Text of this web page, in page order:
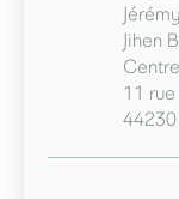
Jihen
11